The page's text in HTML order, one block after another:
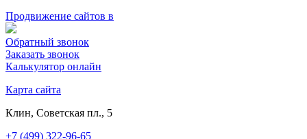
Продвижение сайтов в
Обратный звонок
Заказать звонок
Калькулятор онлайн
Карта сайта
Клин, Советская пл., 5
+7 (499) 322-96-65